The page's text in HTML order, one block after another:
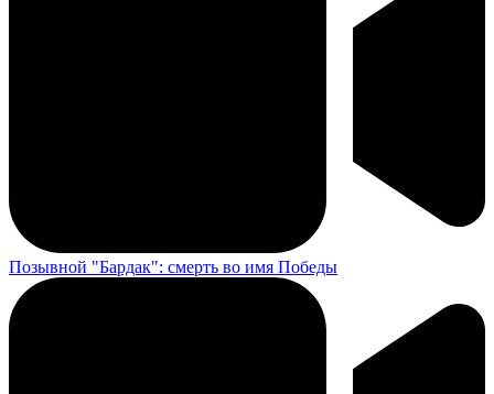
Позывной "Бардак": смерть во имя Победы